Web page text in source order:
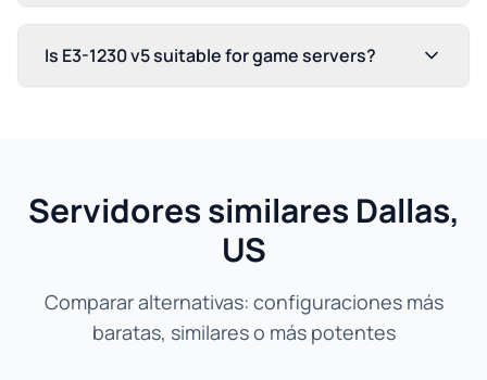
Is E3-1230 v5 suitable for game servers?
Servidores similares Dallas,
US
Comparar alternativas: configuraciones más
baratas, similares o más potentes